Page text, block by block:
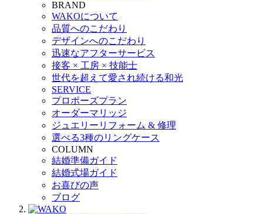
BRAND
WAKOについて
品質へのこだわり
デザインへのこだわり
迅速なアフターサービス
接客 × 工房 × 技能士
世代を超えて愛され続ける和光
SERVICE
プロポーズプラン
オーダーマリッジ
ジュエリーリフォーム & 修理
選べる3種のリングケース
COLUMN
結婚準備ガイド
結婚式場ガイド
お喜びの声
ブログ